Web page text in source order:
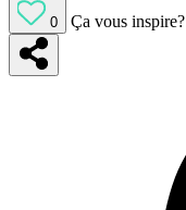
0 Ça vous inspire?